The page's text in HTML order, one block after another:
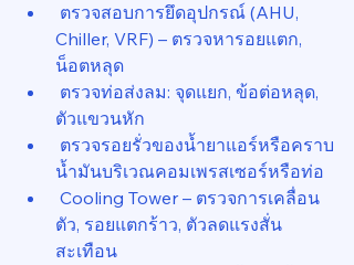
ตรวจสอบการยึดอุปกรณ์ (AHU,
Chiller, VRF) – ตรวจหารอยแตก,
น็อตหลุด
ตรวจท่อส่งลม: จุดแยก, ข้อต่อหลุด,
ตัวแขวนหัก
ตรวจรอยรั่วของน้ำยาแอร์หรือคราบ
น้ำมันบริเวณคอมเพรสเซอร์หรือท่อ
Cooling Tower – ตรวจการเคลื่อน
ตัว, รอยแตกร้าว, ตัวลดแรงสั่น
สะเทือน